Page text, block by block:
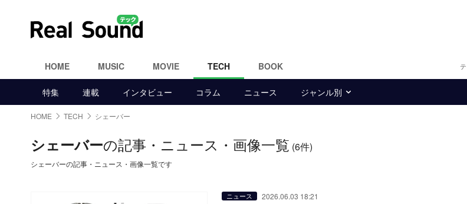
HOME MUSIC MOVIE TECH BOOK
特集 連載 インタビュー コラム ニュース ジャンル別
HOME TECH シェーバー
シェーバーの記事・ニュース・画像一覧 (6件)
シェーバーの記事・ニュース・画像一覧です
ニュース 2026.06.03 18:21